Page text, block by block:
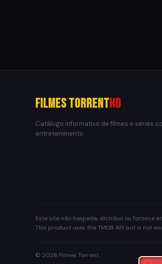
Filmes TorrentHD
Catálogo informativo de filmes e séries
entretenimento.
Este site não hospeda, distribui ou fornece
This product uses the TMDB API but is not
© 2026 Filmes Torrent